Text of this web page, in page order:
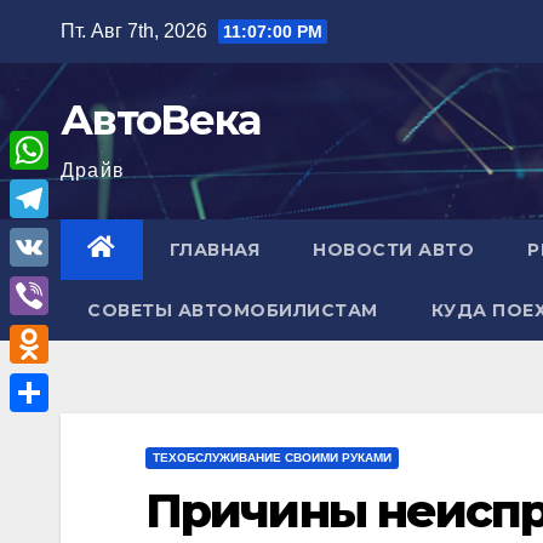
содержимому
Пт. Авг 7th, 2026 11:07:01 PM
АвтоВека
Драйв
ГЛАВНАЯ НОВОСТИ АВТО
СОВЕТЫ АВТОМОБИЛИСТАМ КУДА
ТЕХОБСЛУЖИВАНИЕ СВОИМИ РУКАМИ
Причины
W
h
a
A
T
e
l
e
g
V
K
V
i
b
O